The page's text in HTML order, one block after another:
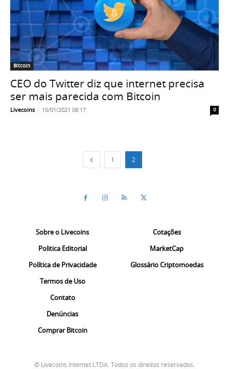
Bitcoin
CEO do Twitter diz que internet precisa
ser mais parecida com Bitcoin
Livecoins - 15/01/2021 08:17 0
1 2
Sobre o Livecoins
Politica Editorial
Política de Privacidade
Termos de Uso
Contato
Denúncias
Comprar Bitcoin
Cotações
MarketCap
Glossário Criptomoedas
© Livecoins Internet LTDA. Todos os direitos reservados.